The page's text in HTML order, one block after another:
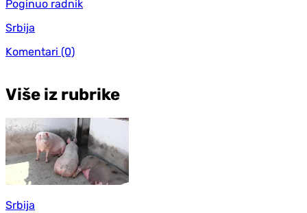
Poginuo radnik
Srbija
Komentari (0)
Više iz rubrike
Srbija